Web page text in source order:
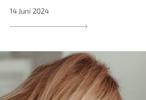
14 Juni 2024